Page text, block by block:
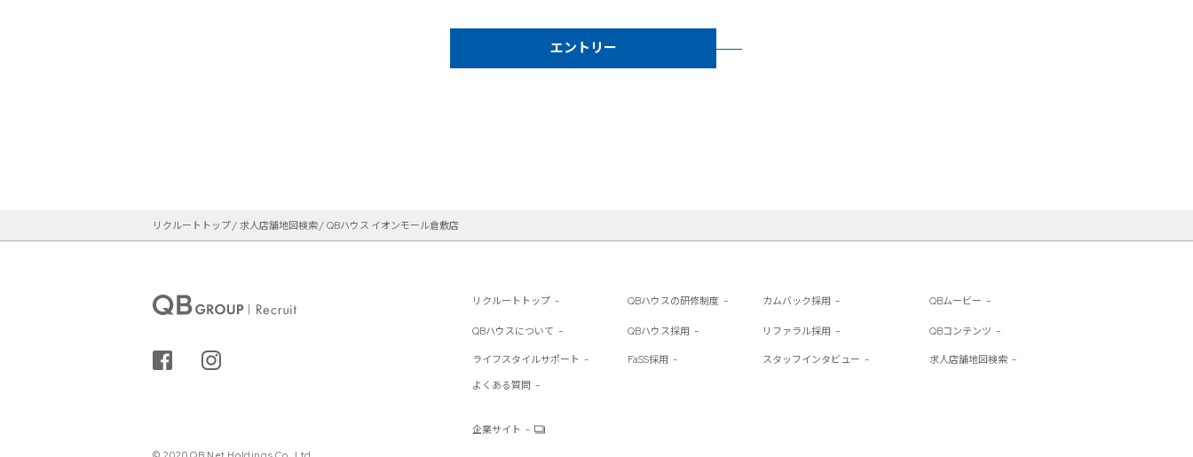
エントリー
リクルートトップ 求人店舗地図検索 QBハウス イオンモール倉敷店
シェアする
リクルートトップ
QBハウスについて
ライフスタイルサポート
QBハウスの研修制度
QBハウス採用
FaSS採用
カムバック採用
リファラル採用
スタッフインタビュー
QBムービー
QBコンテンツ
求人店舗地図検索
よくある質問
企業サイト